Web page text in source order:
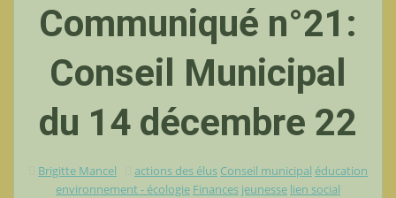
Communiqué n°21:
Conseil Municipal
du 14 décembre 22
Brigitte Mancel actions des élus Conseil municipal éducation
environnement - écologie Finances jeunesse lien social